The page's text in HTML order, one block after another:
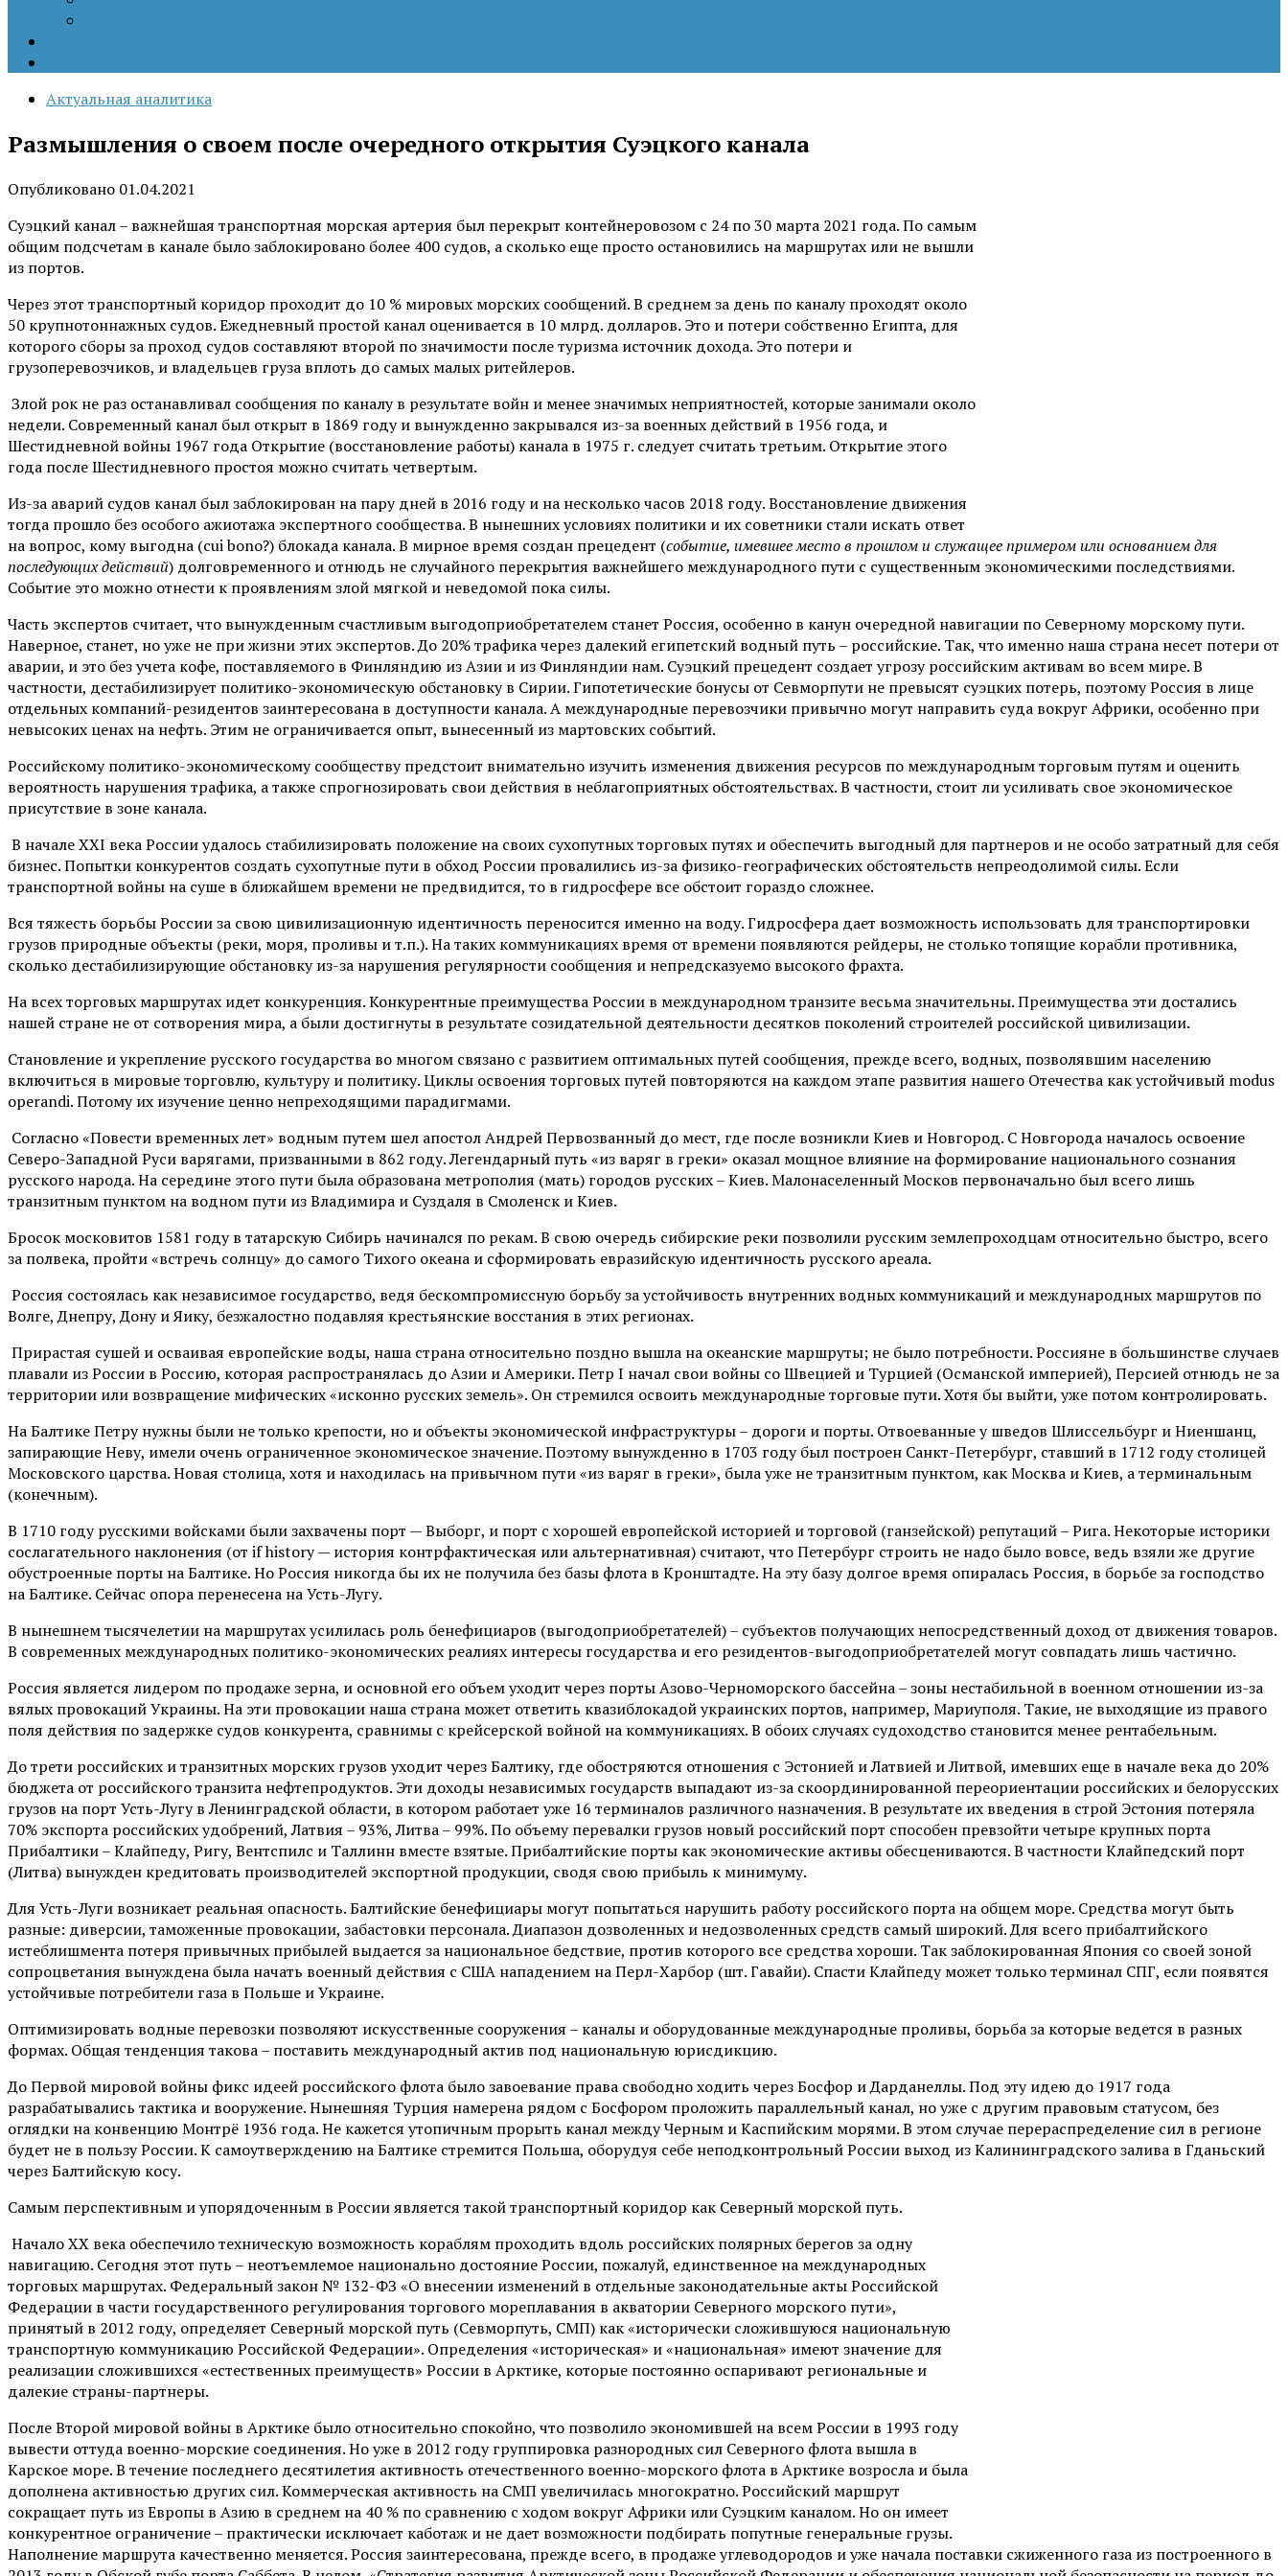
Актуальная аналитика
Размышления о своем после очередного открытия Суэцкого канала
Опубликовано 01.04.2021
Суэцкий канал – важнейшая транспортная морская артерия был перекрыт контейнеровозом с 24 по 30 марта 2021 года. По самым
общим подсчетам в канале было заблокировано более 400 судов, а сколько еще просто остановились на маршрутах или не вышли
из портов.
Через этот транспортный коридор проходит до 10 % мировых морских сообщений. В среднем за день по каналу проходят около
50 крупнотоннажных судов. Ежедневный простой канал оценивается в 10 млрд. долларов. Это и потери собственно Египта, для
которого сборы за проход судов составляют второй по значимости после туризма источник дохода. Это потери и
грузоперевозчиков, и владельцев груза вплоть до самых малых ритейлеров.
Злой рок не раз останавливал сообщения по каналу в результате войн и менее значимых неприятностей, которые занимали около
недели. Современный канал был открыт в 1869 году и вынужденно закрывался из-за военных действий в 1956 года, и
Шестидневной войны 1967 года Открытие (восстановление работы) канала в 1975 г. следует считать третьим. Открытие этого
года после Шестидневного простоя можно считать четвертым.
Из-за аварий судов канал был заблокирован на пару дней в 2016 году и на несколько часов 2018 году. Восстановление движения
тогда прошло без особого ажиотажа экспертного сообщества. В нынешних условиях политики и их советники стали искать ответ
на вопрос, кому выгодна (cui bono?) блокада канала. В мирное время создан прецедент (событие, имевшее место в прошлом и служащее примером или основанием для
последующих действий) долговременного и отнюдь не случайного перекрытия важнейшего международного пути с существенным экономическими последствиями.
Событие это можно отнести к проявлениям злой мягкой и неведомой пока силы.
Часть экспертов считает, что вынужденным счастливым выгодоприобретателем станет Россия, особенно в канун очередной навигации по Северному морскому пути.
Наверное, станет, но уже не при жизни этих экспертов. До 20% трафика через далекий египетский водный путь – российские. Так, что именно наша страна несет потери от
аварии, и это без учета кофе, поставляемого в Финляндию из Азии и из Финляндии нам. Суэцкий прецедент создает угрозу российским активам во всем мире. В
частности, дестабилизирует политико-экономическую обстановку в Сирии. Гипотетические бонусы от Севморпути не превысят суэцких потерь, поэтому Россия в лице
отдельных компаний-резидентов заинтересована в доступности канала. А международные перевозчики привычно могут направить суда вокруг Африки, особенно при
невысоких ценах на нефть. Этим не ограничивается опыт, вынесенный из мартовских событий.
Российскому политико-экономическому сообществу предстоит внимательно изучить изменения движения ресурсов по международным торговым путям и оценить
вероятность нарушения трафика, а также спрогнозировать свои действия в неблагоприятных обстоятельствах. В частности, стоит ли усиливать свое экономическое
присутствие в зоне канала.
В начале XXI века России удалось стабилизировать положение на своих сухопутных торговых путях и обеспечить выгодный для партнеров и не особо затратный для себя
бизнес. Попытки конкурентов создать сухопутные пути в обход России провалились из-за физико-географических обстоятельств непреодолимой силы. Если
транспортной войны на суше в ближайшем времени не предвидится, то в гидросфере все обстоит гораздо сложнее.
Вся тяжесть борьбы России за свою цивилизационную идентичность переносится именно на воду. Гидросфера дает возможность использовать для транспортировки
грузов природные объекты (реки, моря, проливы и т.п.). На таких коммуникациях время от времени появляются рейдеры, не столько топящие корабли противника,
сколько дестабилизирующие обстановку из-за нарушения регулярности сообщения и непредсказуемо высокого фрахта.
На всех торговых маршрутах идет конкуренция. Конкурентные преимущества России в международном транзите весьма значительны. Преимущества эти достались
нашей стране не от сотворения мира, а были достигнуты в результате созидательной деятельности десятков поколений строителей российской цивилизации.
Становление и укрепление русского государства во многом связано с развитием оптимальных путей сообщения, прежде всего, водных, позволявшим населению
включиться в мировые торговлю, культуру и политику. Циклы освоения торговых путей повторяются на каждом этапе развития нашего Отечества как устойчивый modus
operandi. Потому их изучение ценно непреходящими парадигмами.
Согласно «Повести временных лет» водным путем шел апостол Андрей Первозванный до мест, где после возникли Киев и Новгород. С Новгорода началось освоение
Северо-Западной Руси варягами, призванными в 862 году. Легендарный путь «из варяг в греки» оказал мощное влияние на формирование национального сознания
русского народа. На середине этого пути была образована метрополия (мать) городов русских – Киев. Малонаселенный Москов первоначально был всего лишь
транзитным пунктом на водном пути из Владимира и Суздаля в Смоленск и Киев.
Бросок московитов 1581 году в татарскую Сибирь начинался по рекам. В свою очередь сибирские реки позволили русским землепроходцам относительно быстро, всего
за полвека, пройти «встречь солнцу» до самого Тихого океана и сформировать евразийскую идентичность русского ареала.
Россия состоялась как независимое государство, ведя бескомпромиссную борьбу за устойчивость внутренних водных коммуникаций и международных маршрутов по
Волге, Днепру, Дону и Яику, безжалостно подавляя крестьянские восстания в этих регионах.
Прирастая сушей и осваивая европейские воды, наша страна относительно поздно вышла на океанские маршруты; не было потребности. Россияне в большинстве случаев
плавали из России в Россию, которая распространялась до Азии и Америки. Петр I начал свои войны со Швецией и Турцией (Османской империей), Персией отнюдь не за
территории или возвращение мифических «исконно русских земель». Он стремился освоить международные торговые пути. Хотя бы выйти, уже потом контролировать.
На Балтике Петру нужны были не только крепости, но и объекты экономической инфраструктуры – дороги и порты. Отвоеванные у шведов Шлиссельбург и Ниеншанц,
запирающие Неву, имели очень ограниченное экономическое значение. Поэтому вынужденно в 1703 году был построен Санкт-Петербург, ставший в 1712 году столицей
Московского царства. Новая столица, хотя и находилась на привычном пути «из варяг в греки», была уже не транзитным пунктом, как Москва и Киев, а терминальным
(конечным).
В 1710 году русскими войсками были захвачены порт — Выборг, и порт с хорошей европейской историей и торговой (ганзейской) репутаций – Рига. Некоторые историки
сослагательного наклонения (от if history — история контрфактическая или альтернативная) считают, что Петербург строить не надо было вовсе, ведь взяли же другие
обустроенные порты на Балтике. Но Россия никогда бы их не получила без базы флота в Кронштадте. На эту базу долгое время опиралась Россия, в борьбе за господство
на Балтике. Сейчас опора перенесена на Усть-Лугу.
В нынешнем тысячелетии на маршрутах усилилась роль бенефициаров (выгодоприобретателей) – субъектов получающих непосредственный доход от движения товаров.
В современных международных политико-экономических реалиях интересы государства и его резидентов-выгодоприобретателей могут совпадать лишь частично.
Россия является лидером по продаже зерна, и основной его объем уходит через порты Азово-Черноморского бассейна – зоны нестабильной в военном отношении из-за
вялых провокаций Украины. На эти провокации наша страна может ответить квазиблокадой украинских портов, например, Мариуполя. Такие, не выходящие из правого
поля действия по задержке судов конкурента, сравнимы с крейсерской войной на коммуникациях. В обоих случаях судоходство становится менее рентабельным.
До трети российских и транзитных морских грузов уходит через Балтику, где обостряются отношения с Эстонией и Латвией и Литвой, имевших еще в начале века до 20%
бюджета от российского транзита нефтепродуктов. Эти доходы независимых государств выпадают из-за скоординированной переориентации российских и белорусских
грузов на порт Усть-Лугу в Ленинградской области, в котором работает уже 16 терминалов различного назначения. В результате их введения в строй Эстония потеряла
70% экспорта российских удобрений, Латвия – 93%, Литва – 99%. По объему перевалки грузов новый российский порт способен превзойти четыре крупных порта
Прибалтики – Клайпеду, Ригу, Вентспилс и Таллинн вместе взятые. Прибалтийские порты как экономические активы обесцениваются. В частности Клайпедский порт
(Литва) вынужден кредитовать производителей экспортной продукции, сводя свою прибыль к минимуму.
Для Усть-Луги возникает реальная опасность. Балтийские бенефициары могут попытаться нарушить работу российского порта на общем море. Средства могут быть
разные: диверсии, таможенные провокации, забастовки персонала. Диапазон дозволенных и недозволенных средств самый широкий. Для всего прибалтийского
истеблишмента потеря привычных прибылей выдается за национальное бедствие, против которого все средства хороши. Так заблокированная Япония со своей зоной
сопроцветания вынуждена была начать военный действия с США нападением на Перл-Харбор (шт. Гавайи). Спасти Клайпеду может только терминал СПГ, если появятся
устойчивые потребители газа в Польше и Украине.
Оптимизировать водные перевозки позволяют искусственные сооружения – каналы и оборудованные международные проливы, борьба за которые ведется в разных
формах. Общая тенденция такова – поставить международный актив под национальную юрисдикцию.
До Первой мировой войны фикс идеей российского флота было завоевание права свободно ходить через Босфор и Дарданеллы. Под эту идею до 1917 года
разрабатывались тактика и вооружение. Нынешняя Турция намерена рядом с Босфором проложить параллельный канал, но уже с другим правовым статусом, без
оглядки на конвенцию Монтрё 1936 года. Не кажется утопичным прорыть канал между Черным и Каспийским морями. В этом случае перераспределение сил в регионе
будет не в пользу России. К самоутверждению на Балтике стремится Польша, оборудуя себе неподконтрольный России выход из Калининградского залива в Гданьский
через Балтийскую косу.
Самым перспективным и упорядоченным в России является такой транспортный коридор как Северный морской путь.
Начало XX века обеспечило техническую возможность кораблям проходить вдоль российских полярных берегов за одну
навигацию. Сегодня этот путь – неотъемлемое национально достояние России, пожалуй, единственное на международных
торговых маршрутах. Федеральный закон № 132-ФЗ «О внесении изменений в отдельные законодательные акты Российской
Федерации в части государственного регулирования торгового мореплавания в акватории Северного морского пути»,
принятый в 2012 году, определяет Северный морской путь (Севморпуть, СМП) как «исторически сложившуюся национальную
транспортную коммуникацию Российской Федерации». Определения «историческая» и «национальная» имеют значение для
реализации сложившихся «естественных преимуществ» России в Арктике, которые постоянно оспаривают региональные и
далекие страны-партнеры.
После Второй мировой войны в Арктике было относительно спокойно, что позволило экономившей на всем России в 1993 году
вывести оттуда военно-морские соединения. Но уже в 2012 году группировка разнородных сил Северного флота вышла в
Карское море. В течение последнего десятилетия активность отечественного военно-морского флота в Арктике возросла и была
дополнена активностью других сил. Коммерческая активность на СМП увеличилась многократно. Российский маршрут
сокращает путь из Европы в Азию в среднем на 40 % по сравнению с ходом вокруг Африки или Суэцким каналом. Но он имеет
конкурентное ограничение – практически исключает каботаж и не дает возможности подбирать попутные генеральные грузы.
Наполнение маршрута качественно меняется. Россия заинтересована, прежде всего, в продаже углеводородов и уже начала поставки сжиженного газа из построенного в